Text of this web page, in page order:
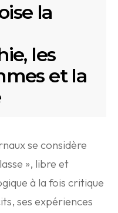
la
les
et la
se considère
», libre et
à la fois critique
ses expériences